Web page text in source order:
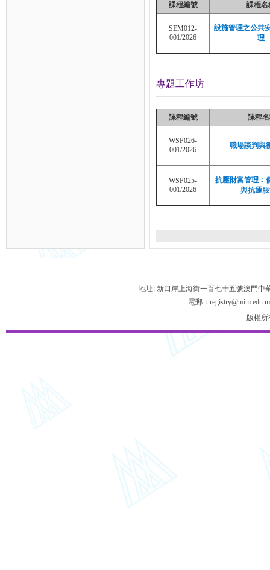
課程編號 課程名
SEM012-
001/2026
設施管理之公共
理
專題工作坊
課程編號 課程
WSP026-
001/2026
職場談判與
WSP025-
001/2026
抗壓財富管理︰
與抗通
地址: 新口岸上海街一百七十五號澳門中
電郵：
版權